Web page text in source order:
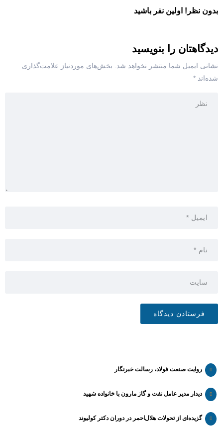
بدون نظر! اولین نفر باشید
دیدگاهتان را بنویسید
نشانی ایمیل شما منتشر نخواهد شد.
بخش‌های موردنیاز علامت‌گذاری
شده‌اند *
روایت صنعت فولاد،‌ رسالت خبرنگار
دیدار مدیر عامل نفت و گاز مارون با خانواده شهید
گزیده‌ای از تحولات هلال‌احمر در دوران دکتر کولیوند